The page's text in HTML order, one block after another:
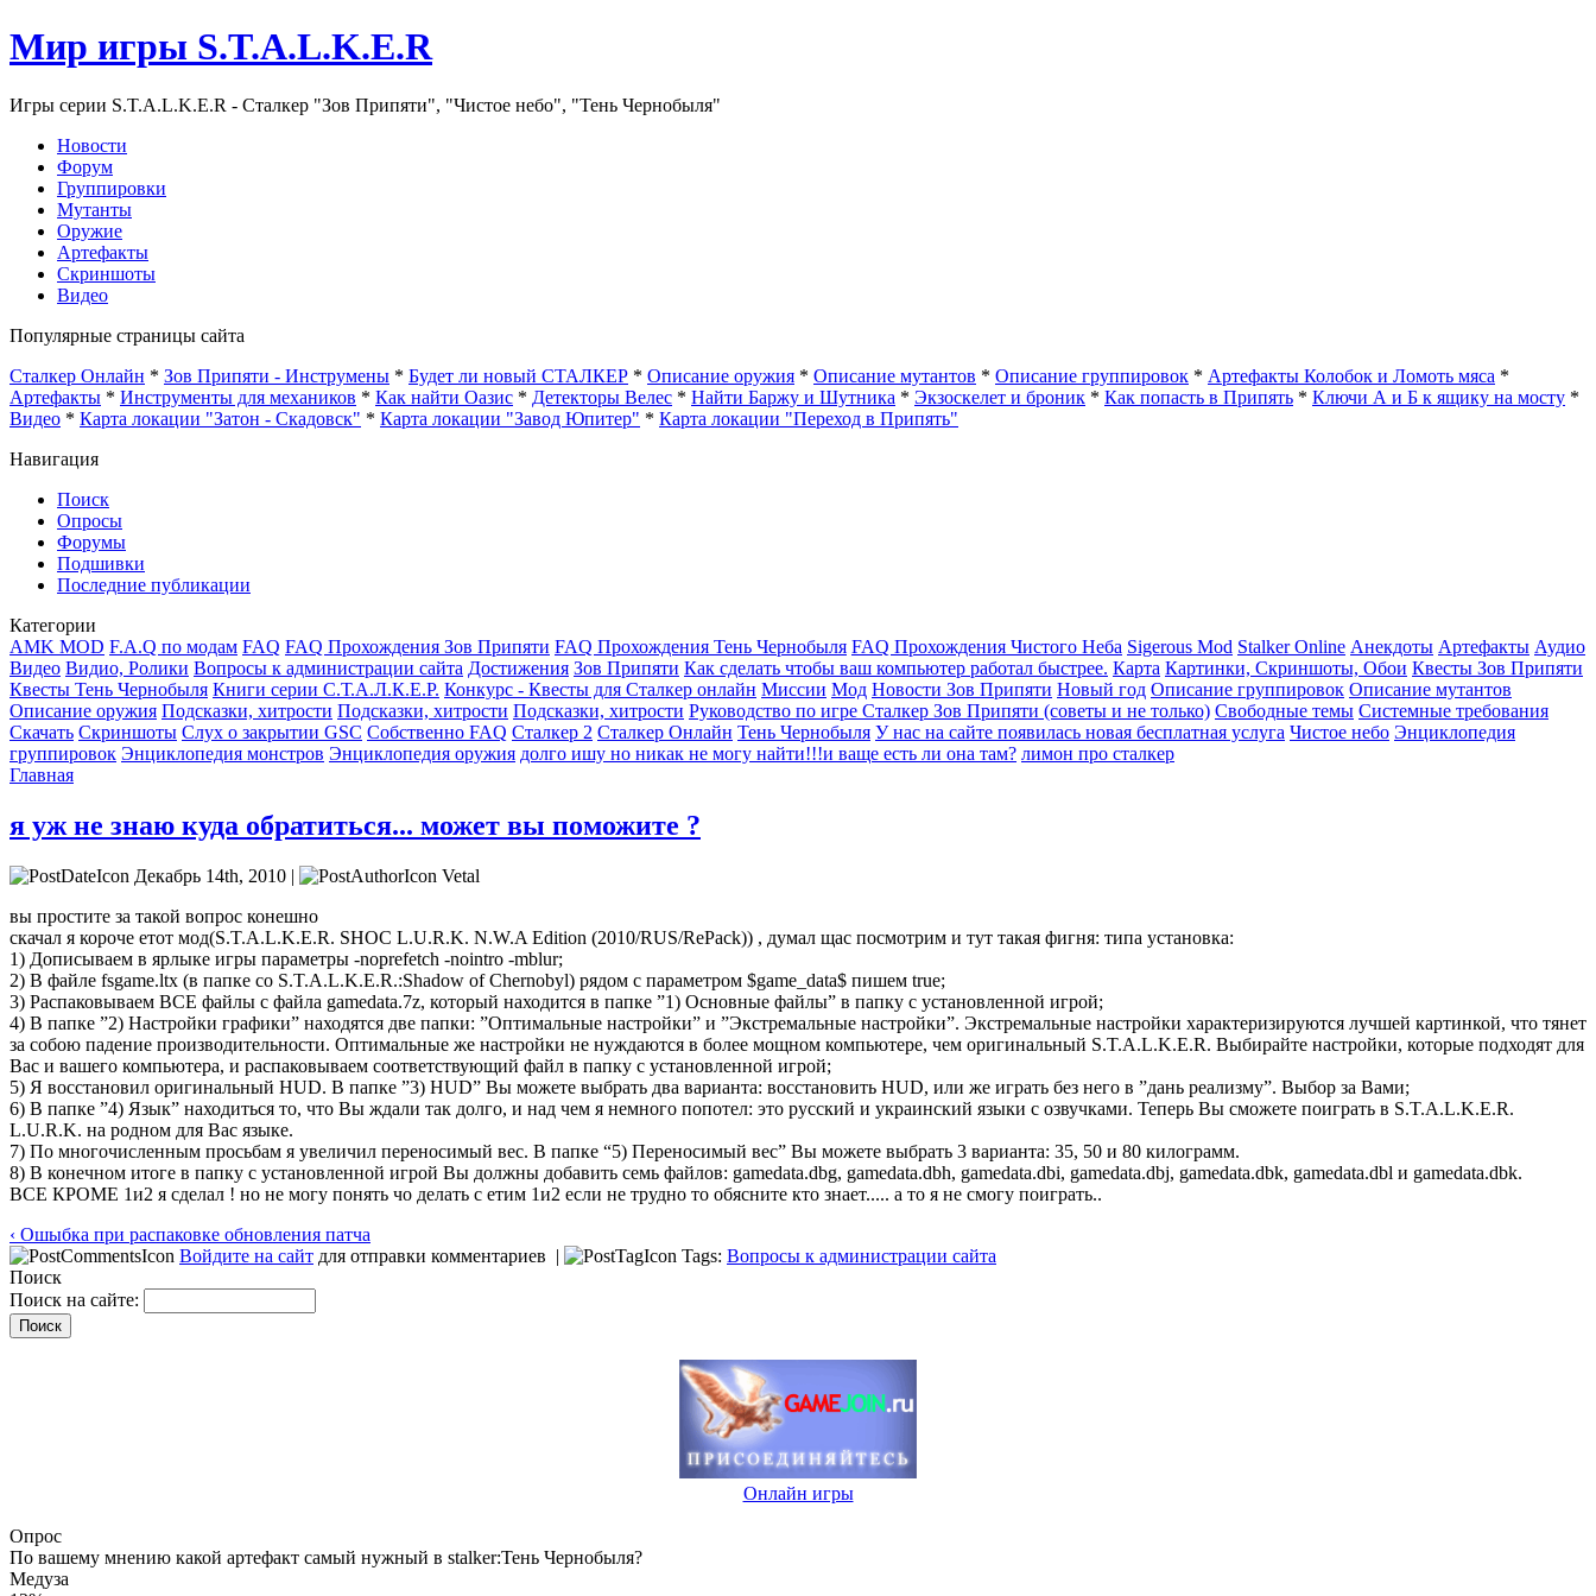
Мир игры S.T.A.L.K.E.R
Игры серии S.T.A.L.K.E.R - Сталкер "Зов Припяти", "Чистое небо", "Тень Чернобыля"
Новости
Форум
Группировки
Мутанты
Оружие
Артефакты
Скриншоты
Видео
Популярные страницы сайта
Сталкер Онлайн * Зов Припяти - Инструмены * Будет ли новый СТАЛКЕР * Описание оружия * Описание мутантов * Описание группировок * Артефакты Колобок и Ломоть мяса *
Артефакты * Инструменты для механиков * Как найти Оазис * Детекторы Велес * Найти Баржу и Шутника * Экзоскелет и броник * Как попасть в Припять * Ключи А и Б к ящику на мосту *
Видео * Карта локации "Затон - Скадовск" * Карта локации "Завод Юпитер" * Карта локации "Переход в Припять"
Навигация
Поиск
Опросы
Форумы
Подшивки
Последние публикации
Категории
AMK MOD F.A.Q по модам FAQ FAQ Прохождения Зов Припяти FAQ Прохождения Тень Чернобыля FAQ Прохождения Чистого Неба Sigerous Mod Stalker Online Анекдоты Артефакты Аудио
Видео Видио, Ролики Вопросы к администрации сайта Достижения Зов Припяти Как сделать чтобы ваш компьютер работал быстрее. Карта Картинки, Скриншоты, Обои Квесты Зов Припяти
Квесты Тень Чернобыля Книги серии С.Т.А.Л.К.Е.Р. Конкурс - Квесты для Сталкер онлайн Миссии Мод Новости Зов Припяти Новый год Описание группировок Описание мутантов
Описание оружия Подсказки, хитрости Подсказки, хитрости Подсказки, хитрости Руководство по игре Сталкер Зов Припяти (советы и не только) Свободные темы Системные требования
Скачать Скриншоты Слух о закрытии GSC Собственно FAQ Сталкер 2 Сталкер Онлайн Тень Чернобыля У нас на сайте появилась новая бесплатная услуга Чистое небо Энциклопедия
группировок Энциклопедия монстров Энциклопедия оружия долго ишу но никак не могу найти!!!и ваще есть ли она там? лимон про сталкер
Главная
я уж не знаю куда обратиться... может вы поможите ?
Декабрь 14th, 2010 |
Vetal
вы простите за такой вопрос конешно
скачал я короче етот мод(S.T.A.L.K.E.R. SHOC L.U.R.K. N.W.A Edition (2010/RUS/RePack)) , думал щас посмотрим и тут такая фигня: типа установка:
1) Дописываем в ярлыке игры параметры -noprefetch -nointro -mblur;
2) В файле fsgame.ltx (в папке со S.T.A.L.K.E.R.:Shadow of Chernobyl) рядом с параметром $game_data$ пишем true;
3) Распаковываем ВСЕ файлы с файла gamedata.7z, который находится в папке ”1) Основные файлы” в папку с установленной игрой;
4) В папке ”2) Настройки графики” находятся две папки: ”Оптимальные настройки” и ”Экстремальные настройки”. Экстремальные настройки характеризируются лучшей картинкой, что тянет
за собою падение производительности. Оптимальные же настройки не нуждаются в более мощном компьютере, чем оригинальный S.T.A.L.K.E.R. Выбирайте настройки, которые подходят для
Вас и вашего компьютера, и распаковываем соответствующий файл в папку с установленной игрой;
5) Я восстановил оригинальный HUD. В папке ”3) HUD” Вы можете выбрать два варианта: восстановить HUD, или же играть без него в ”дань реализму”. Выбор за Вами;
6) В папке ”4) Язык” находиться то, что Вы ждали так долго, и над чем я немного попотел: это русский и украинский языки с озвучками. Теперь Вы сможете поиграть в S.T.A.L.K.E.R.
L.U.R.K. на родном для Вас языке.
7) По многочисленным просьбам я увеличил переносимый вес. В папке “5) Переносимый вес” Вы можете выбрать 3 варианта: 35, 50 и 80 килограмм.
8) В конечном итоге в папку с установленной игрой Вы должны добавить семь файлов: gamedata.dbg, gamedata.dbh, gamedata.dbi, gamedata.dbj, gamedata.dbk, gamedata.dbl и gamedata.dbk.
ВСЕ КРОМЕ 1и2 я сделал ! но не могу понять чо делать с етим 1и2 если не трудно то обясните кто знает..... а то я не смогу поиграть..
‹ Ошыбка при распаковке обновления патча
Войдите на сайт для отправки комментариев | Tags: Вопросы к администрации сайта
Поиск
Поиск на сайте:
Онлайн игры
Опрос
По вашему мнению какой артефакт самый нужный в stalker:Тень Чернобыля?
Медуза